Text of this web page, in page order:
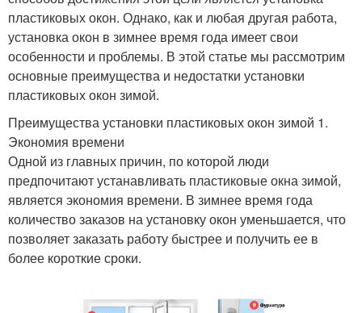
пластиковых окон. Однако, как и любая другая работа,
установка окон в зимнее время года имеет свои
особенности и проблемы. В этой статье мы рассмотрим
основные преимущества и недостатки установки
пластиковых окон зимой.
Преимущества установки пластиковых окон зимой 1.
Экономия времени
Одной из главных причин, по которой люди
предпочитают устанавливать пластиковые окна зимой,
является экономия времени. В зимнее время года
количество заказов на установку окон уменьшается, что
позволяет заказать работу быстрее и получить ее в
более короткие сроки.